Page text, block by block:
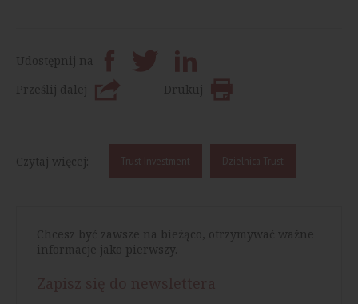
Udostępnij na
Prześlij dalej
Drukuj
Czytaj więcej: Trust Investment Dzielnica Trust
Chcesz być zawsze na bieżąco, otrzymywać ważne
informacje jako pierwszy.